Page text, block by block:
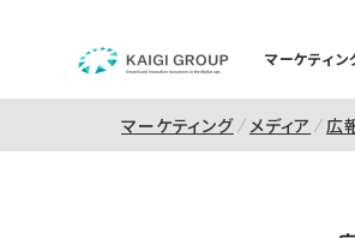
マーケティン
マーケティング メディア 広